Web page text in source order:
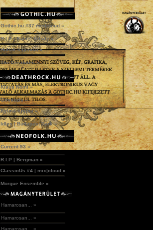
Gothic.hu #37 mix|cloud »
R.I.P | Babits Mihály »
Holtak legendái »
The Creatures »
Klaus Nomi »
Omniozis »
Kylmä Krypta »
Idles | Budapest Park »
Current 93 »
R.I.P | Bergman »
ClassicUs #4 | mix|cloud »
Morgue Ensemble »
Hamarosan... »
Hamarosan... »
Hamarosan... »